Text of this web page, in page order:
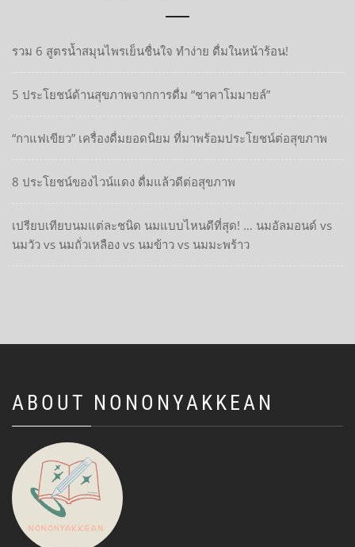
รวม 6 สูตรน้ำสมุนไพรเย็นชื่นใจ ทำง่าย ดื่มในหน้าร้อน!
5 ประโยชน์ด้านสุขภาพจากการดื่ม “ชาคาโมมายล์”
“กาแฟเขียว” เครื่องดื่มยอดนิยม ที่มาพร้อมประโยชน์ต่อสุขภาพ
8 ประโยชน์ของไวน์แดง ดื่มแล้วดีต่อสุขภาพ
เปรียบเทียบนมแต่ละชนิด นมแบบไหนดีที่สุด! … นมอัลมอนด์ vs
นมวัว vs นมถั่วเหลือง vs นมข้าว vs นมมะพร้าว
ABOUT NONONYAKKEAN